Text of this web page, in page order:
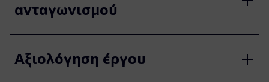
ανταγωνισμού
Αξιολόγηση έργου